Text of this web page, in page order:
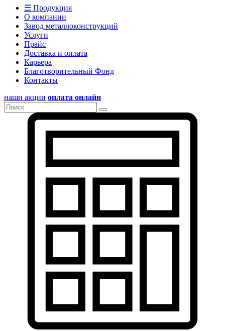
☰ Продукция
О компании
Завод металлоконструкций
Услуги
Прайс
Доставка и оплата
Карьера
Благотворительный Фонд
Контакты
наши акции оплата онлайн